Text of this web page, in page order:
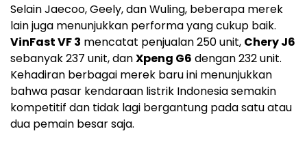
Selain Jaecoo, Geely, dan Wuling, beberapa merek
lain juga menunjukkan performa yang cukup baik.
VinFast VF 3 mencatat penjualan 250 unit, Chery J6
sebanyak 237 unit, danXpeng G6 dengan 232 unit.
Kehadiran berbagai merek baru ini menunjukkan
bahwa pasar kendaraan listrik Indonesia semakin
kompetitif dan tidak lagi bergantung pada satu atau
dua pemain besar saja.